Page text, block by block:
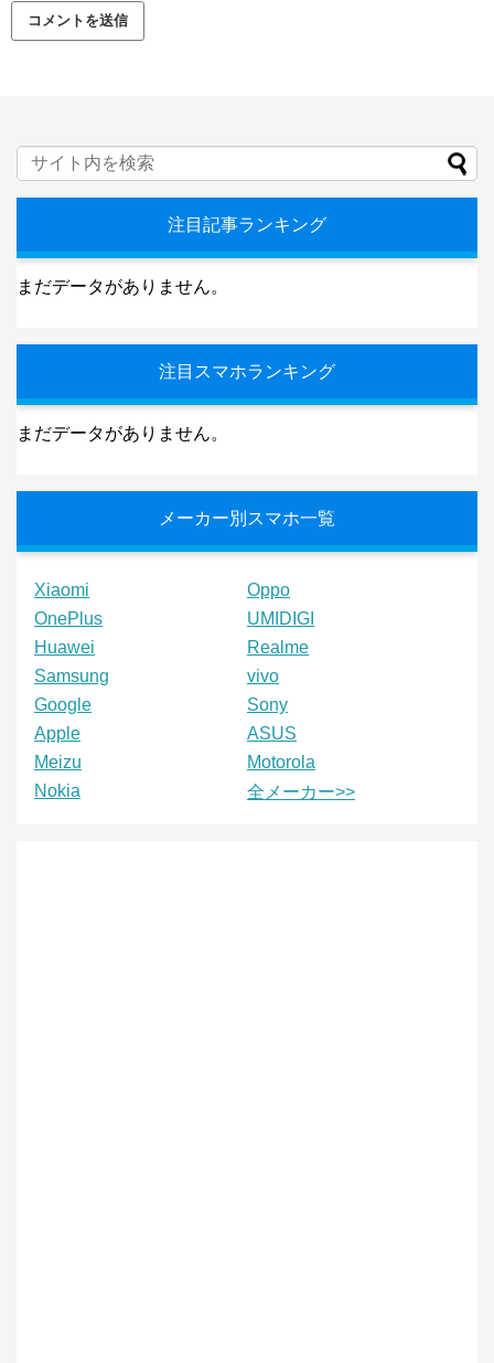
注目記事ランキング
まだデータがありません。
注目スマホランキング
まだデータがありません。
メーカー別スマホ一覧
Xiaomi
Oppo
OnePlus
UMIDIGI
Huawei
Realme
Samsung
vivo
Google
Sony
Apple
ASUS
Meizu
Motorola
Nokia
全メーカー>>